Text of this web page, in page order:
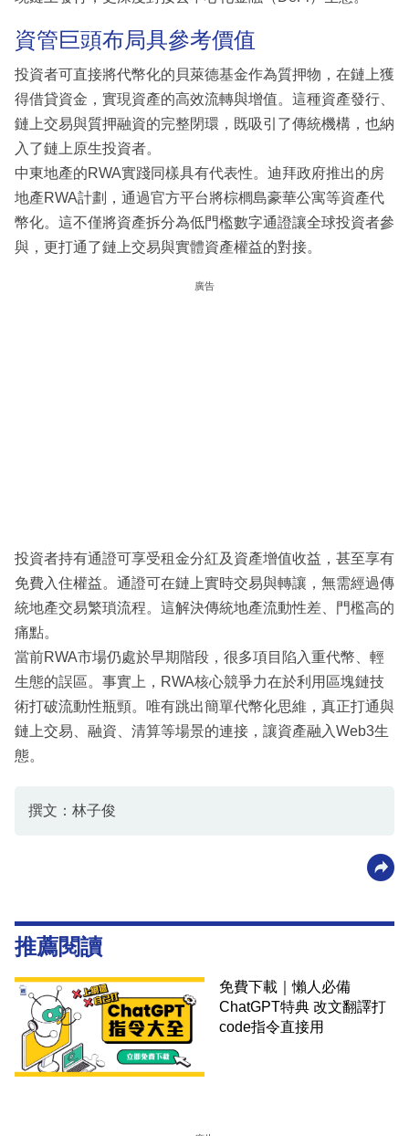
資管巨頭布局具參考價值
投資者可直接將代幣化的貝萊德基金作為質押物，在鏈上獲
得借貸資金，實現資產的高效流轉與增值。這種資產發行、
鏈上交易與質押融資的完整閉環，既吸引了傳統機構，也納
入了鏈上原生投資者。
中東地產的RWA實踐同樣具有代表性。迪拜政府推出的房
地產RWA計劃，通過官方平台將棕櫚島豪華公寓等資產代
幣化。這不僅將資產拆分為低門檻數字通證讓全球投資者參
與，更打通了鏈上交易與實體資產權益的對接。
廣告
投資者持有通證可享受租金分紅及資產增值收益，甚至享有
免費入住權益。通證可在鏈上實時交易與轉讓，無需經過傳
統地產交易繁瑣流程。這解決傳統地產流動性差、門檻高的
痛點。
當前RWA市場仍處於早期階段，很多項目陷入重代幣、輕
生態的誤區。事實上，RWA核心競爭力在於利用區塊鏈技
術打破流動性瓶頸。唯有跳出簡單代幣化思維，真正打通與
鏈上交易、融資、清算等場景的連接，讓資產融入Web3生
態。
撰文：林子俊
推薦閱讀
免費下載｜懶人必備
ChatGPT特典 改文翻譯打
code指令直接用